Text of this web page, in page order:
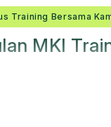
Training Bersama
MKI